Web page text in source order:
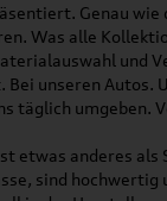
Genau wie
Was alle
und
unseren Autos.
täglich umgeben.
etwas anderes als
sind hochwertig